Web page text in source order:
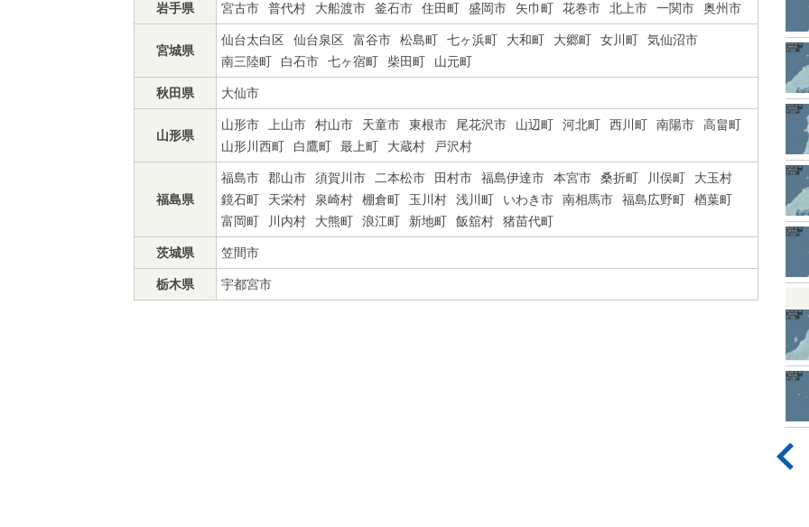
岩手県 宮古市 普代村 大船渡市 釜石市 住田町 盛岡市 矢巾町 花巻市 北上市 一関市 奥州市
宮城県
仙台太白区 仙台泉区 富谷市 松島町 七ヶ浜町 大和町 大郷町 女川町
気仙沼市
南三陸町
白石市 七ヶ宿町 柴田町 山元町
秋田県 大仙市
山形県
山形市 上山市 村山市 天童市 東根市 尾花沢市 山辺町 河北町 西川町 南陽市
高畠町
山形川西町
白鷹町 最上町 大蔵村 戸沢村
福島県
福島市 郡山市 須賀川市 二本松市 田村市 福島伊達市 本宮市 桑折町 川俣町
大玉村
鏡石町
天栄村 泉崎村 棚倉町 玉川村 浅川町 いわき市 南相馬市 福島広野町
楢葉町
富岡町
川内村 大熊町 浪江町 新地町 飯舘村 猪苗代町
茨城県 笠間市
栃木県 宇都宮市